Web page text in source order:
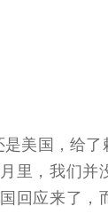
是美国，给
里，我们并
回应来了，